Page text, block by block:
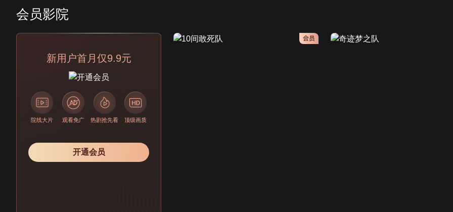
会员影院
新用户首月仅9.9元
院线大片 观看免广 热剧抢先看 顶级画质
开通会员
会员